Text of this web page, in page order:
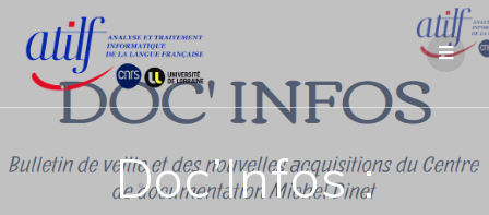
Doc’Infos :